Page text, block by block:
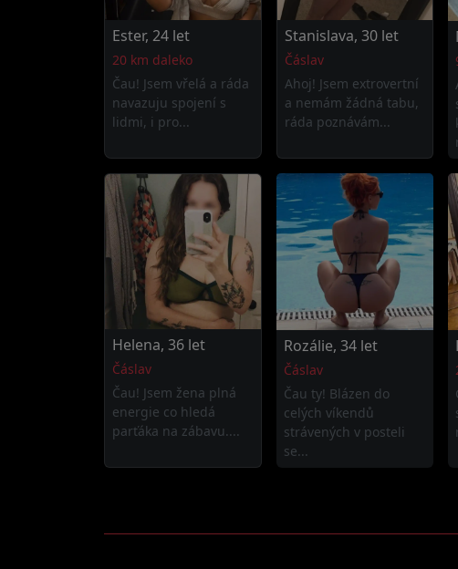
Ester, 24 let
20 km daleko
Čau! Jsem vřelá a ráda
navazuju spojení s
lidmi, i pro...
Stanislava, 30 let
Čáslav
Ahoj! Jsem extrovertní
a nemám žádná tabu,
ráda poznávám...
Helena, 36 let
Čáslav
Čau! Jsem žena plná
energie co hledá
parťáka na zábavu....
Rozálie, 34 let
Čáslav
Čau ty! Blázen do
celých víkendů
strávených v posteli
se...